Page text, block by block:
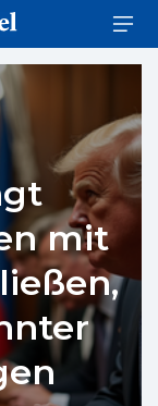
mit